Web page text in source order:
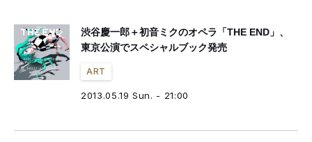
渋谷慶一郎＋初音ミクのオペラ「THE END」、
東京公演でスペシャルブック発売
ART
2013.05.19 Sun. - 21:00